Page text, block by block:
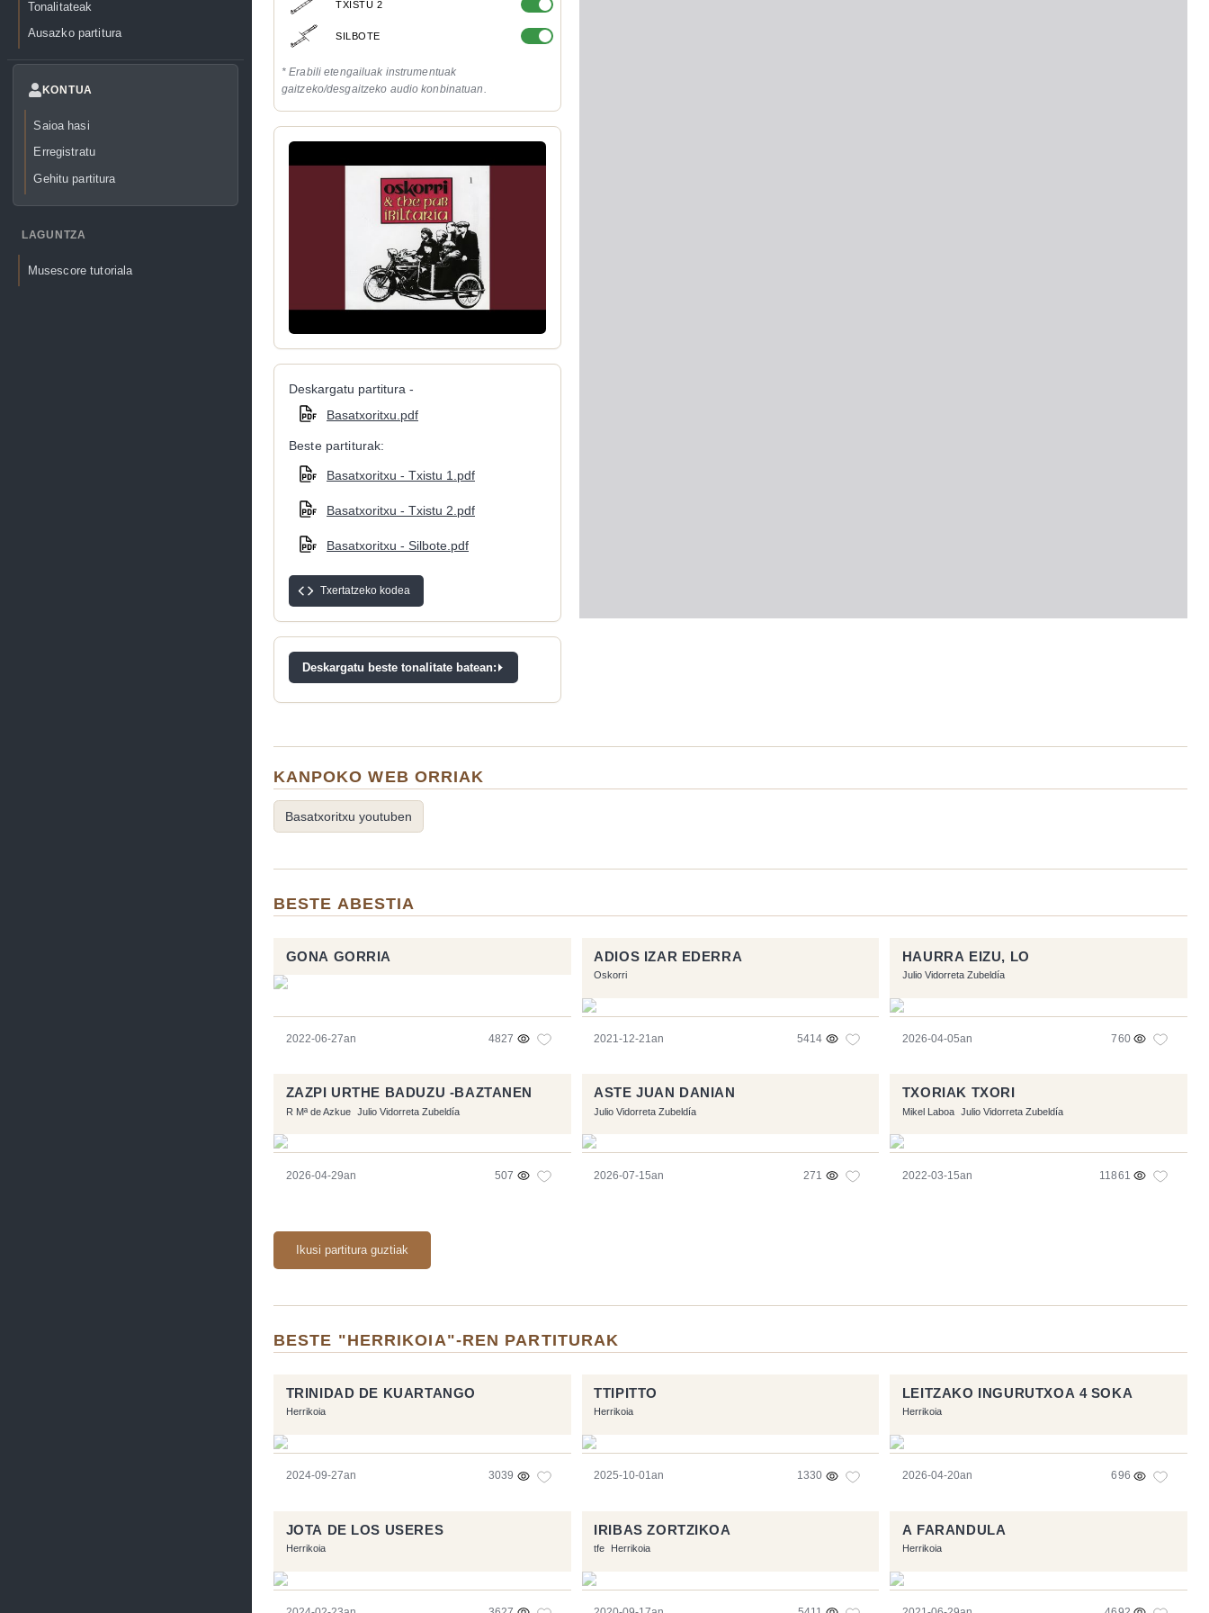
Tonalitateak
Ausazko partitura
KONTUA
Saioa hasi
Erregistratu
Gehitu partitura
LAGUNTZA
Musescore tutoriala
TXISTU 2
SILBOTE
* Erabili etengailuak instrumentuak
gaitzeko/desgaitzeko audio konbinatuan.
Deskargatu partitura -
Basatxoritxu.pdf
Beste partiturak:
Basatxoritxu - Txistu 1.pdf
Basatxoritxu - Txistu 2.pdf
Basatxoritxu - Silbote.pdf
Txertatzeko kodea
Deskargatu beste tonalitate batean:
KANPOKO WEB ORRIAK
Basatxoritxu youtuben
BESTE ABESTIA
GONA GORRIA
2022-06-27an 4827
ADIOS IZAR EDERRA
Oskorri
2021-12-21an 5414
HAURRA EIZU, LO
Julio Vidorreta Zubeldía
2026-04-05an 760
ZAZPI URTHE BADUZU -BAZTANEN
R Mª de Azkue Julio Vidorreta Zubeldía
2026-04-29an 507
ASTE JUAN DANIAN
Julio Vidorreta Zubeldía
2026-07-15an 271
TXORIAK TXORI
Mikel Laboa Julio Vidorreta Zubeldía
2022-03-15an 11861
Ikusi partitura guztiak
BESTE "HERRIKOIA"-REN PARTITURAK
TRINIDAD DE KUARTANGO
Herrikoia
2024-09-27an 3039
TTIPITTO
Herrikoia
2025-10-01an 1330
LEITZAKO INGURUTXOA 4 SOKA
Herrikoia
2026-04-20an 696
JOTA DE LOS USERES
Herrikoia
IRIBAS ZORTZIKOA
tfe Herrikoia
A FARANDULA
Herrikoia